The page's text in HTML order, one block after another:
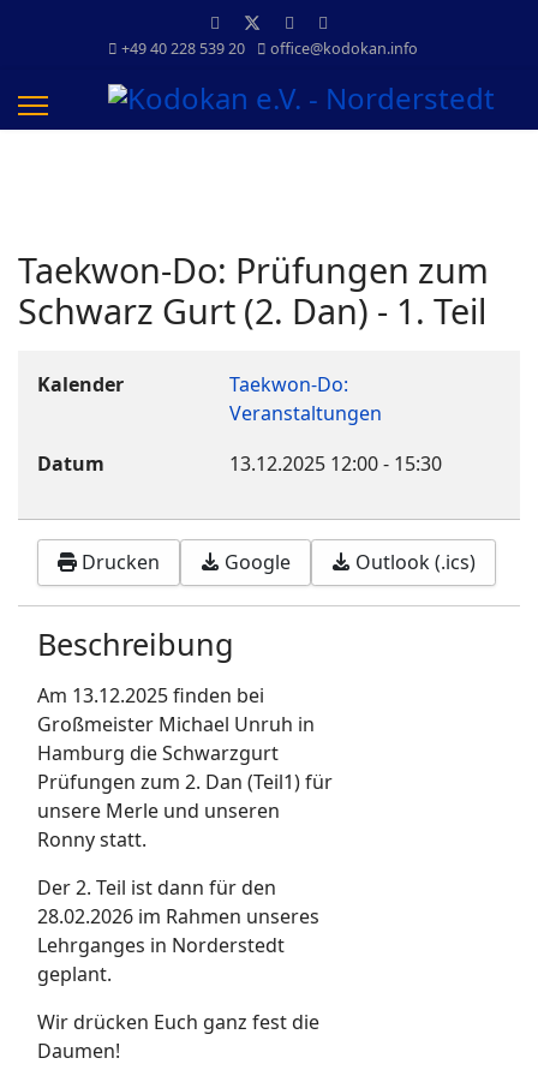
+49 40 228 539 20 office@kodokan.info
Taekwon-Do: Prüfungen zum
Schwarz Gurt (2. Dan) - 1. Teil
Kalender
Taekwon-Do:
Veranstaltungen
Datum
13.12.2025 12:00- 15:30
Drucken Google Outlook (.ics)
Beschreibung
Am 13.12.2025 finden bei
Großmeister Michael Unruh in
Hamburg die Schwarzgurt
Prüfungen zum 2. Dan (Teil1) für
unsere Merle und unseren
Ronny statt.
Der 2. Teil ist dann für den
28.02.2026 im Rahmen unseres
Lehrganges in Norderstedt
geplant.
Wir drücken Euch ganz fest die
Daumen!